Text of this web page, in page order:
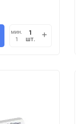
мин.
1
шт.